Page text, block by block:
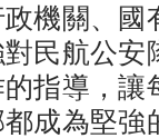
機關、國
民航公安
指導，讓
成為堅強